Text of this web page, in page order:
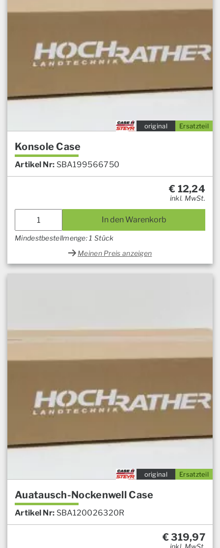
Ersatzteil
original
Konsole Case
Artikel Nr: SBA199566750
€ 12,24
inkl. MwSt.
In den Warenkorb
Mindestbestellmenge: 1 Stück
Meinen Preis anzeigen
Ersatzteil
original
Auatausch-Nockenwell Case
Artikel Nr: SBA120026320R
€319,97